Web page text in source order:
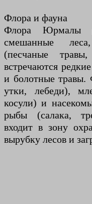
Флора и фауна
Флора Юрмалы
смешанные
(песчаные
встречаются
и болотные травы.
утки, лебеди),
косули) и
рыбы (салака,
входит в зону
вырубку лесов и